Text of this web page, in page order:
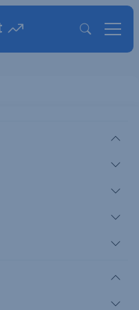
AI hajsza?
technológia